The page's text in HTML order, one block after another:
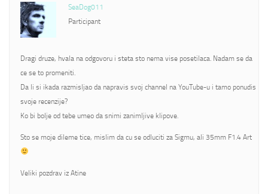
SeaDog011
Participant
Dragi druze, hvala na odgovoru i steta sto nema vise posetilaca. Nadam se da
ce se to promeniti.
Da li si ikada razmisljao da napravis svoj channel na YouTube-u i tamo ponudis
svoje recenzije?
Ko bi bolje od tebe umeo da snimi zanimljive klipove.
Sto se moje dileme tice, mislim da cu se odluciti za Sigmu, ali 35mm F1.4 Art
Veliki pozdrav iz Atine